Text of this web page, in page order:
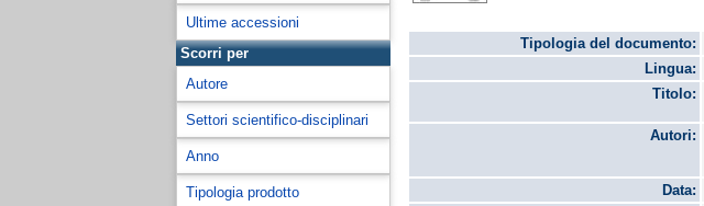
Ultime accessioni
Scorri per
Autore
Settori scientifico-disciplinari
Anno
Tipologia prodotto
Tipologia del documento:
Lingua:
Titolo:
Autori:
Data: